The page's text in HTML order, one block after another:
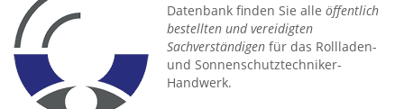
Datenbank finden Sie alle öffentlich
bestellten und vereidigten
Sachverständigen für das Rollladen-
und Sonnenschutztechniker-
Handwerk.